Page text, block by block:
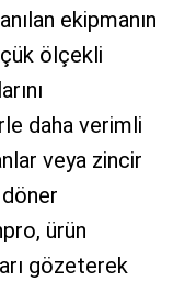
ekipmanın
ölçekli
daha verimli
veya zincir
ürün
gözeterek